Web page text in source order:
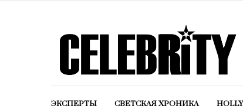
ЭКСПЕРТЫ СВЕТСКАЯ ХРОНИКА